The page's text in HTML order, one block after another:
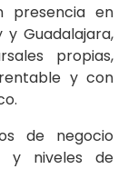
presencia en
y Guadalajara,
propias,
y con
de negocio
y niveles de